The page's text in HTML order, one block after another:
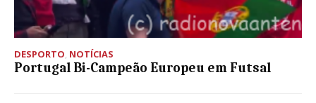
DESPORTO, NOTÍCIAS
Portugal Bi-Campeão Europeu em Futsal